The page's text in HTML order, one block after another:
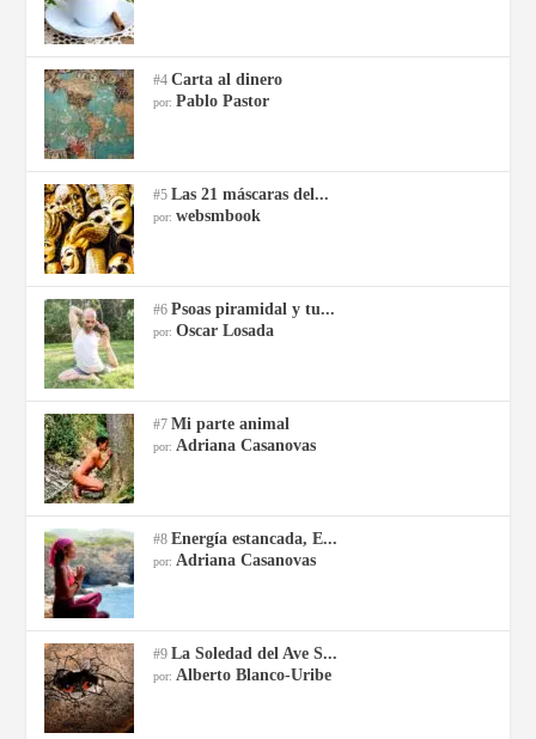
#4Carta al dinero
por: Pablo Pastor
#5Las 21 máscaras del...
por:websmbook
#6Psoas piramidal y tu...
por:Oscar Losada
#7Mi parte animal
por: Adriana Casanovas
#8Energía estancada, E...
por: Adriana Casanovas
#9La Soledad del Ave S...
por: Alberto Blanco-Uribe